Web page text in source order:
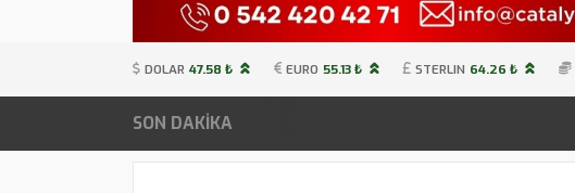
DOLAR 47.58 ₺ EURO 55.13 ₺ STERLIN 64.26 ₺
SON DAKİKA